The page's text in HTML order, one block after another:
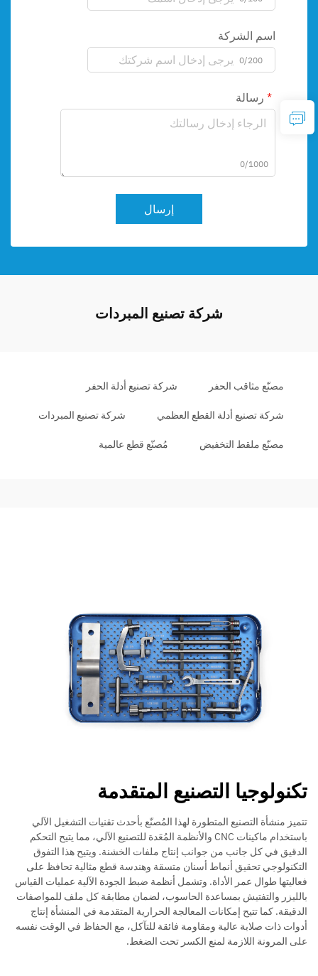
اسم الشركة
0/200
رسالة
0/1000
إرسال
شركة تصنيع المبردات
مصنّع مثاقب الحفر شركة تصنيع أدلة الحفر
شركة تصنيع أدلة القطع العظمي شركة تصنيع المبردات
مصنّع ملقط التخفيض مُصنّع قطع عالمية
تكنولوجيا التصنيع المتقدمة
تتميز منشأة التصنيع المتطورة لهذا المُصنّع بأحدث تقنيات التشغيل الآلي
باستخدام ماكينات CNC والأنظمة المُعَدة للتصنيع الآلي، مما يتيح التحكم
الدقيق في كل جانب من جوانب إنتاج ملفات الخشنة. ويتيح هذا التفوق
التكنولوجي تحقيق أنماط أسنان متسقة وهندسة قطع مثالية تحافظ على
فعاليتها طوال عمر الأداة. وتشمل أنظمة ضبط الجودة الآلية عمليات القياس
بالليزر والتفتيش بمساعدة الحاسوب، لضمان مطابقة كل ملف للمواصفات
الدقيقة. كما تتيح إمكانات المعالجة الحرارية المتقدمة في المنشأة إنتاج
أدوات ذات صلابة عالية ومقاومة فائقة للتآكل، مع الحفاظ في الوقت نفسه
على المرونة اللازمة لمنع الكسر تحت الضغط.